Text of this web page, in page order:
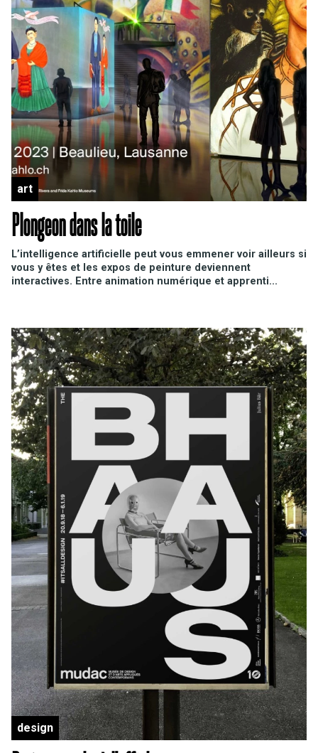
art
Plongeon dans la toile
L’intelligence artificielle peut vous emmener voir ailleurs si
vous y êtes et les expos de peinture deviennent
interactives. Entre animation numérique et apprenti...
design